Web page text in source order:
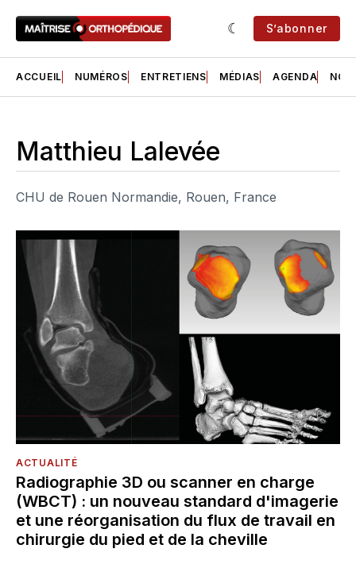
S’abonner
ACCUEIL NUMÉROS ENTRETIENS MÉDIAS AGENDA NOS
Matthieu Lalevée
CHU de Rouen Normandie, Rouen, France
ACTUALITÉ
Radiographie 3D ou scanner en charge
(WBCT) : un nouveau standard d'imagerie
et une réorganisation du flux de travail en
chirurgie du pied et de la cheville